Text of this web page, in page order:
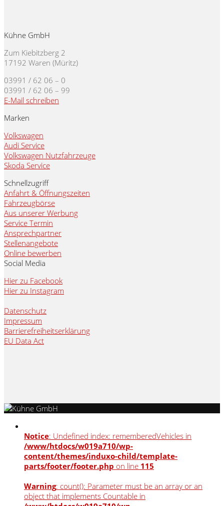
Kühne GmbH
Zum Kiebitzberg 2
17192 Waren (Müritz)
03991 / 62 06 – 0
03991 / 62 06 – 99
E-Mail schreiben
Marken
Volkswagen
Audi Service
Volkswagen Nutzfahrzeuge
Skoda Service
Schnellzugriff
Anfahrt & Öffnungszeiten
Fahrzeugbörse
Aus unserer Werbung
Service Termin
Ansprechpartner
Stellenangebote
Online bewerben
Social Media
Hier zu Facebook
Hier zu Instagram
Datenschutz
Impressum
Barrierefreiheitserklärung
EU Data Act
Notice: Undefined index: rememberedVehicles in
/www/htdocs/w019a710/wp-
content/themes/induxo-child/template-
parts/footer/footer.php on line 115
Warning: count(): Parameter must be an array or an
object that implements Countable in